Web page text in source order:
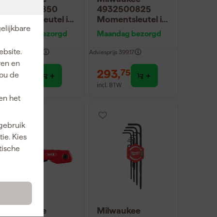
en
de
het
Kies
4932500850
Momentsleutel in
koffer - 10-50 Nm
Maandag bezorgd
216
4932500825
Momentsleutel in
koffer - 60-
340 Nm - 1/2″
Maandag bezorgd
Adviesprijs 399,17
293,75
incl. BTW
Milwaukee
Milwaukee